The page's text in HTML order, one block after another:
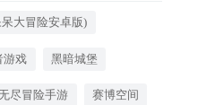
索和刺激的玩家，快来下
大冒险安卓版)
游戏 黑暗城堡
尽冒险手游 赛博空间